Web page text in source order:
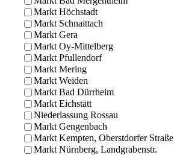
Markt Höchstadt
Markt Schnaittach
Markt Gera
Markt Oy-Mittelberg
Markt Pfullendorf
Markt Mering
Markt Weiden
Markt Bad Dürrheim
Markt Eichstätt
Niederlassung Rossau
Markt Gengenbach
Markt Kempten, Oberstdorfer Straße
Markt Nürnberg, Landgrabenstr.